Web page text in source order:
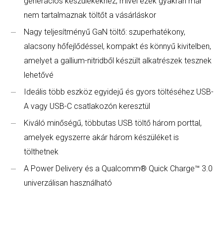
nem tartalmaznak töltőt a vásárláskor
Nagy teljesítményű GaN töltő: szuperhatékony,
alacsony hőfejlődéssel, kompakt és könnyű kivitelben,
amelyet a gallium-nitridből készült alkatrészek tesznek
lehetővé
Ideális több eszköz egyidejű és gyors töltéséhez USB-
A vagy USB-C csatlakozón keresztül
Kiváló minőségű, többutas USB töltő három porttal,
amelyek egyszerre akár három készüléket is
tölthetnek
A Power Delivery és a Qualcomm® Quick Charge™ 3.0
univerzálisan használható